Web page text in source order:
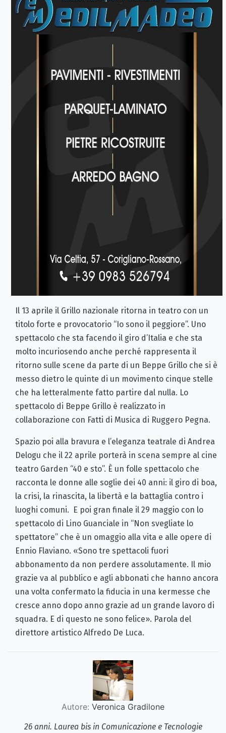
Il 13 aprile il Grillo nazionale ritorna in teatro con un
titolo forte e provocatorio “Io sono il peggiore”. Uno
spettacolo che sta facendo il giro d’Italia e che sta
molto incuriosendo anche perché rappresenta il
ritorno sulle scene da parte di un Beppe Grillo che si è
messo dietro le quinte di un movimento cinque stelle
che ha letteralmente fatto partire dal nulla. Lo
spettacolo di Beppe Grillo è realizzato in
collaborazione con Fatti di Musica di Ruggero Pegna.
Spazio poi alla bravura e l’eleganza teatrale di Andrea
Delogu che il 22 aprile porterà in scena sempre al cine
teatro Garden “40 e sto”. È un folle spettacolo che
racconta le donne alle soglie dei 40 anni: il giro di boa,
la crisi, la rinascita, la libertà e la battaglia contro i
luoghi comuni. E poi gran finale il 29 maggio con lo
spettacolo di Lino Guanciale in “Non svegliate lo
spettatore” che è un omaggio alla vita e alle opere di
Ennio Flaviano. «Sono tre spettacoli fuori
abbonamento da non perdere assolutamente. Il mio
grazie va al pubblico e agli abbonati che hanno ancora
una volta confermato la fiducia in una kermesse che
cresce anno dopo anno grazie ad un grande lavoro di
squadra. E di questo ne sono felice». Parola del
direttore artistico Alfredo De Luca.
Autore: Veronica Gradilone
26 anni. Laurea bis in Comunicazione e Tecnologie